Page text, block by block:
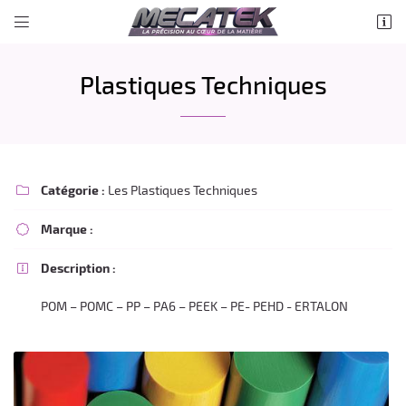
 
LA PETITE CHAUVINIERE
06 71 91 04 91
 Adresse email de réception
 Rafraîchir le captcha
Plastiques Techniques
 Catégorie : Les Plastiques Techniques
 Marque :
 Description :
POM – POMC – PP – PA6 – PEEK – PE- PEHD - ERTALON